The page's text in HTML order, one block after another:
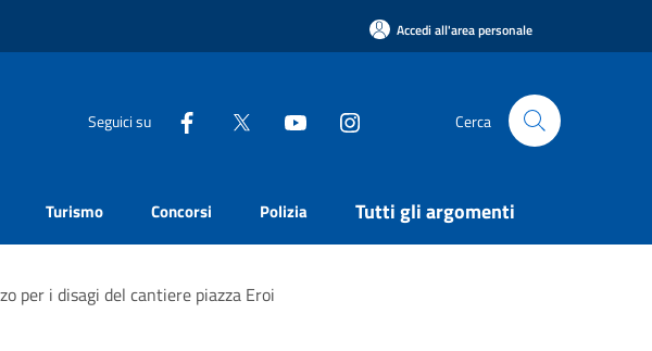
Accedi all'area personale
Seguici su Cerca
Turismo Concorsi Polizia Tutti gli argomenti
per i disagi del cantiere piazza Eroi